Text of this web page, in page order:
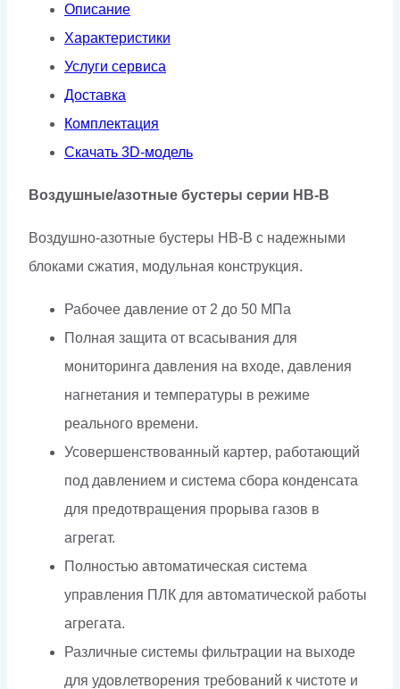
Описание
Характеристики
Услуги сервиса
Доставка
Комплектация
Скачать 3D-модель
Воздушные/азотные бустеры серии HB-B
Воздушно-азотные бустеры HB-B с надежными
блоками сжатия, модульная конструкция.
Рабочее давление от 2 до 50 МПа
Полная защита от всасывания для
мониторинга давления на входе, давления
нагнетания и температуры в режиме
реального времени.
Усовершенствованный картер, работающий
под давлением и система сбора конденсата
для предотвращения прорыва газов в
агрегат.
Полностью автоматическая система
управления ПЛК для автоматической работы
агрегата.
Различные системы фильтрации на выходе
для удовлетворения требований к чистоте и